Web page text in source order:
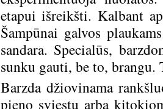
etapui išreikšti. Kalbant
Šampūnai galvos
sandara. Specialūs,
sunku gauti, be to, brangu.
Barzda džiovinama
pieno sviestu arba